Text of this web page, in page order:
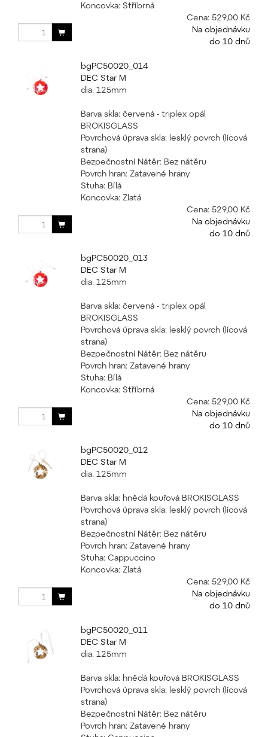
Koncovka: Stříbrná
Cena: 529,00 Kč
Na objednávku
do 10 dnů
bgPC50020_014
DEC Star M
dia. 125mm
Barva skla: červená - triplex opál
BROKISGLASS
Povrchová úprava skla: lesklý povrch (lícová
strana)
Bezpečnostní Nátěr: Bez nátěru
Povrch hran: Zatavené hrany
Stuha: Bílá
Koncovka: Zlatá
Cena: 529,00 Kč
Na objednávku
do 10 dnů
bgPC50020_013
DEC Star M
dia. 125mm
Barva skla: červená - triplex opál
BROKISGLASS
Povrchová úprava skla: lesklý povrch (lícová
strana)
Bezpečnostní Nátěr: Bez nátěru
Povrch hran: Zatavené hrany
Stuha: Bílá
Koncovka: Stříbrná
Cena: 529,00 Kč
Na objednávku
do 10 dnů
bgPC50020_012
DEC Star M
dia. 125mm
Barva skla: hnědá kouřová BROKISGLASS
Povrchová úprava skla: lesklý povrch (lícová
strana)
Bezpečnostní Nátěr: Bez nátěru
Povrch hran: Zatavené hrany
Stuha: Cappuccino
Koncovka: Zlatá
Cena: 529,00 Kč
Na objednávku
do 10 dnů
bgPC50020_011
DEC Star M
dia. 125mm
Barva skla: hnědá kouřová BROKISGLASS
Povrchová úprava skla: lesklý povrch (lícová
strana)
Bezpečnostní Nátěr: Bez nátěru
Povrch hran: Zatavené hrany